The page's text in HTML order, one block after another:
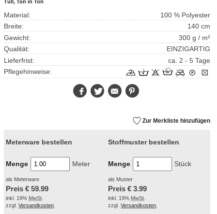
Tüll, Ton in Ton
Material:
100 % Polyester
Breite:
140 cm
Gewicht:
300 g / m²
Qualität:
EINZIGARTIG
Lieferfrist:
ca. 2 - 5 Tage
Pflegehinweise:
FacebookTwitter E-
Mail
Zur Merkliste hinzufügen
Meterware bestellen
Menge Meter
als Meterware
Preis € 59.99
inkl. 19% MwSt
zzgl. Versandkosten
Stoffmuster bestellen
Menge Stück
als Muster
Preis €3.99
inkl. 19% MwSt
zzgl.Versandkosten